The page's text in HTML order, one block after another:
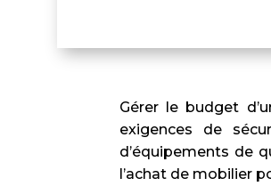
Gérer le budget
exigences de
d’équipements de
l’achat de mobilier